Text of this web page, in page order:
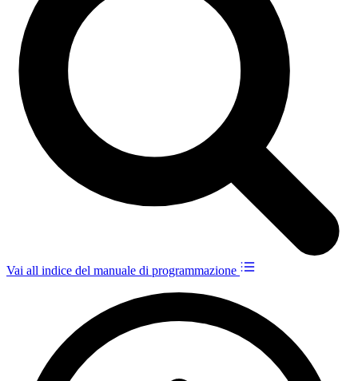
Vai all indice del manuale di programmazione